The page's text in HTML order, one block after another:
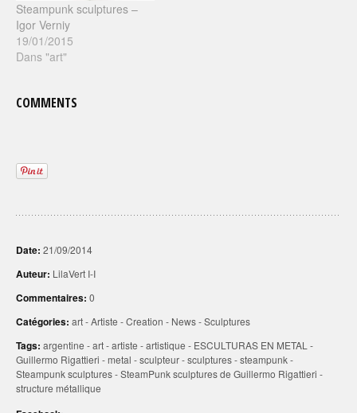
Steampunk sculptures –
Igor Verniy
19/01/2015
Dans "art"
COMMENTS
Date: 21/09/2014
Auteur: LilaVert I-I
Commentaires: 0
Catégories: art-Artiste -Creation - News-Sculptures
Tags: argentine -art-artiste -artistique - ESCULTURAS EN METAL-
Guillermo Rigattieri -metal -sculpteur-sculptures-steampunk-
Steampunk sculptures-SteamPunk sculptures de Guillermo Rigattieri -
structure métallique